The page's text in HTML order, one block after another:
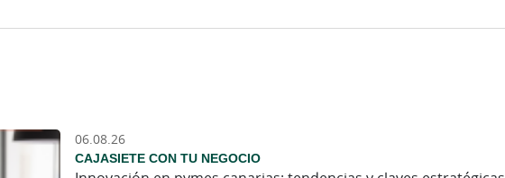
06.08.26
CAJASIETE CON TU NEGOCIO